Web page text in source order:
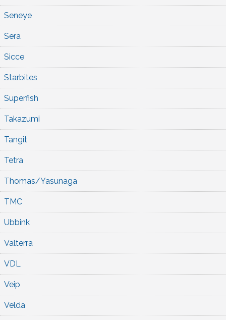
Seneye
Sera
Sicce
Starbites
Superfish
Takazumi
Tangit
Tetra
Thomas/Yasunaga
TMC
Ubbink
Valterra
VDL
Veip
Velda